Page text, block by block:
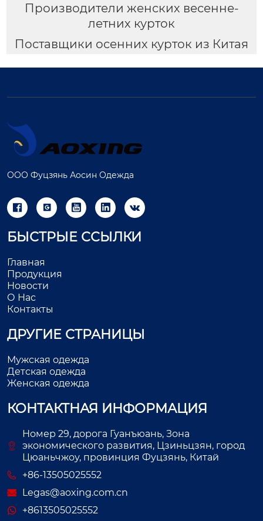
Производители женских весенне-
летних курток
Поставщики осенних курток из Китая
ООО Фуцзянь Аосин Одежда
    
БЫСТРЫЕ ССЫЛКИ
Главная
Продукция
Новости
О Нас
Контакты
ДРУГИЕ СТРАНИЦЫ
Мужская одежда
Детская одежда
Женская одежда
КОНТАКТНАЯ ИНФОРМАЦИЯ
Номер 29, дорога Гуанъюань, Зона
экономического развития, Цзиньцзян, город
Цюаньчжоу, провинция Фуцзянь, Китай
+86-13505025552
Legas@aoxing.com.cn
+8613505025552